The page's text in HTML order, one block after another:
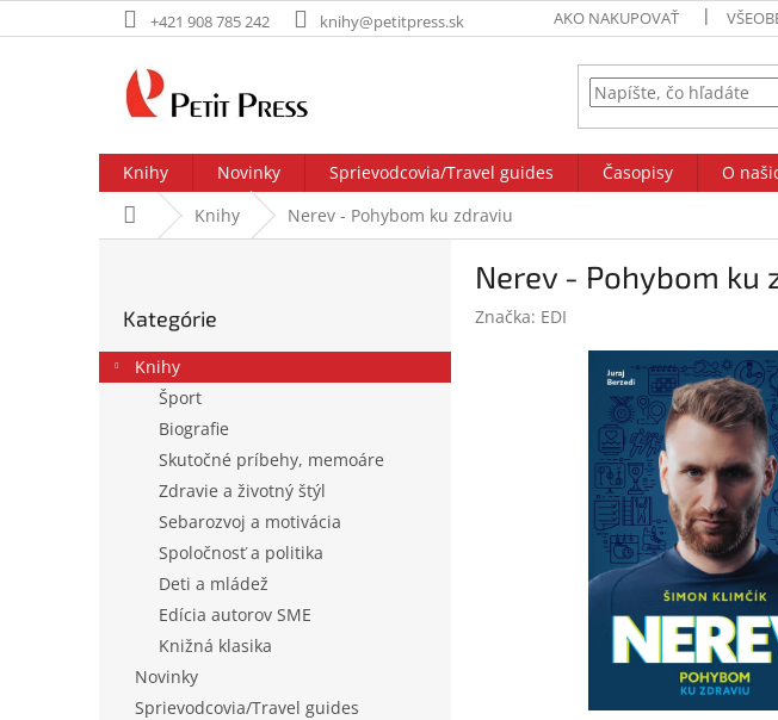
na
+421 908 785 242 knihy@petitpress.sk AKO NAKUPOVAŤ
Knihy Novinky Sprievodcovia/Travel guides Časopisy
O
DomovKnihy Nerev - Pohybom ku zdraviu
ý
p
kategórie
Kategórie
Knihy
Šport
Biografie
Skutočné príbehy, memoáre
Zdravie a životný štýl
Sebarozvoj a motivácia
Spoločnosť a politika
Deti a mládež
Edícia autorov SME
Knižná klasika
Novinky
Sprievodcovia/Travel guides
Nerev - Pohybom ku
Značka: EDI